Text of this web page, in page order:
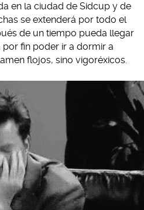
en la ciudad de Sidcup y de
se extenderá por todo el
de un tiempo pueda llegar
fin poder ir a dormir a
flojos, sino vigoréxicos.